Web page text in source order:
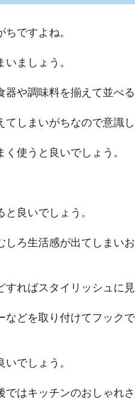
ですよね。
ましょう。
や調味料を揃えて並べる
しまいがちなので意識し
使うと良いでしょう。
良いでしょう。
ろ生活感が出てしまい
ればスタイリッシュに見
どを取り付けてフック
でしょう。
はキッチンのおしゃれ